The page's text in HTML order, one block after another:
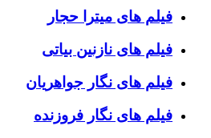
فیلم های میترا حجار
فیلم های نازنین بیاتی
فیلم های نگار جواهریان
فیلم های نگار فروزنده